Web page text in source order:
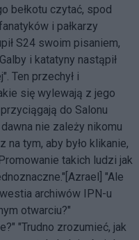
bełkotu czytać, spod
i pałkarzy
S24 swoim pisaniem,
i katatyny nastąpił
Ten przechył i
się wylewają z jego
do Salonu
nie zależy nikomu
tym, aby było klikanie,
takich ludzi jak
"Ale
archiwów IPN-u
otwarciu?"
"Trudno zrozumieć, jak